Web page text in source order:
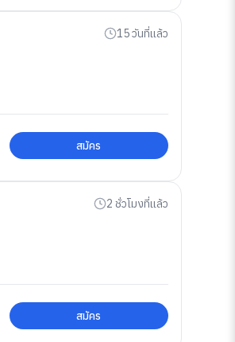
15 วันที่แล้ว
สมัคร
2 ชั่วโมงที่แล้ว
สมัคร